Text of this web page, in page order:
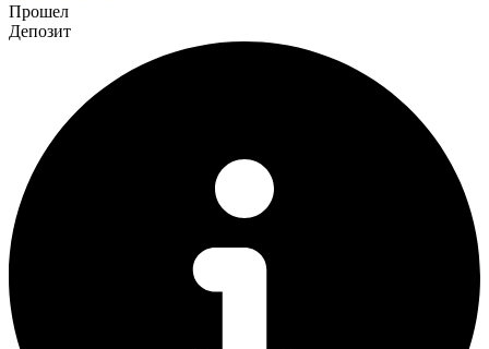
Прошел
Депозит